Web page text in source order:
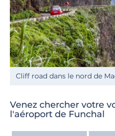
Cliff road dans le nord de
Venez chercher votre
l'aéroport de Funchal